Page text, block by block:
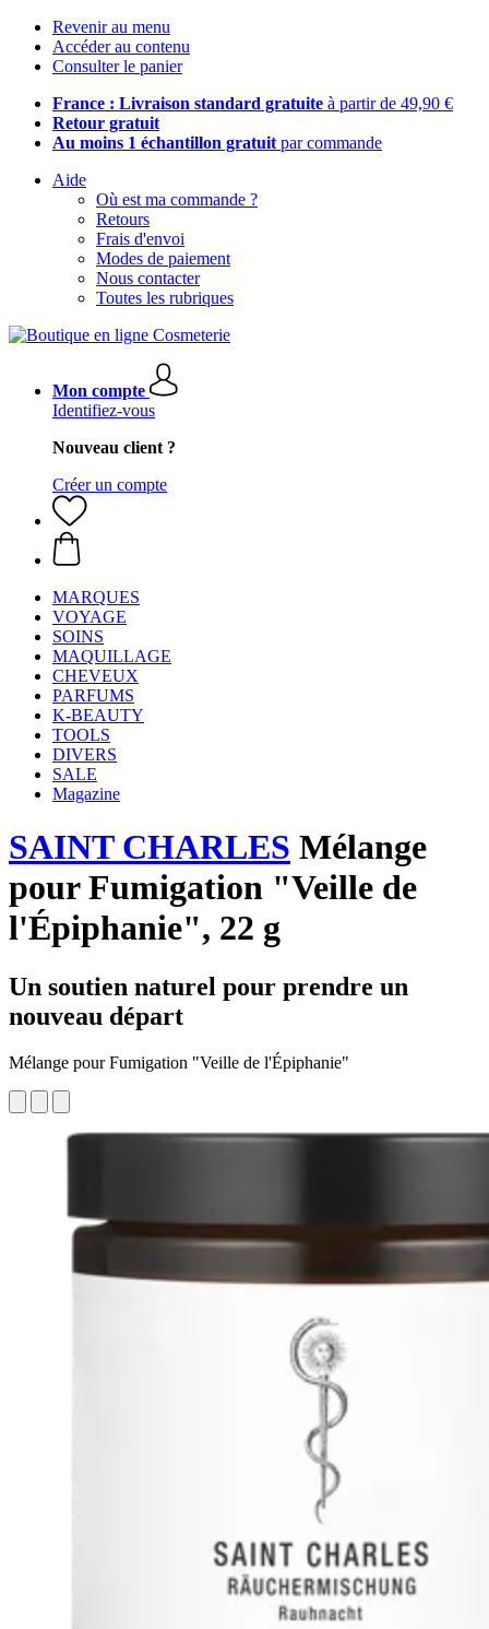
Revenir au menu
Accéder au contenu
Consulter le panier
France : Livraison standard gratuite à partir de 49,90 €
Retour gratuit
Au moins 1 échantillon gratuit par commande
Aide
Où est ma commande ?
Retours
Frais d'envoi
Modes de paiement
Nous contacter
Toutes les rubriques
Mon compte
Identifiez-vous
Nouveau client ?
Créer un compte
MARQUES
VOYAGE
SOINS
MAQUILLAGE
CHEVEUX
PARFUMS
K-BEAUTY
TOOLS
DIVERS
SALE
Magazine
SAINT CHARLES Mélange
pour Fumigation "Veille de
l'Épiphanie", 22 g
Un soutien naturel pour prendre un
nouveau départ
Mélange pour Fumigation "Veille de l'Épiphanie"